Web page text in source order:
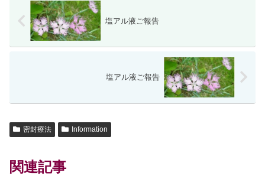
塩アル液ご報告
塩アル液ご報告
密封療法 Information
関連記事